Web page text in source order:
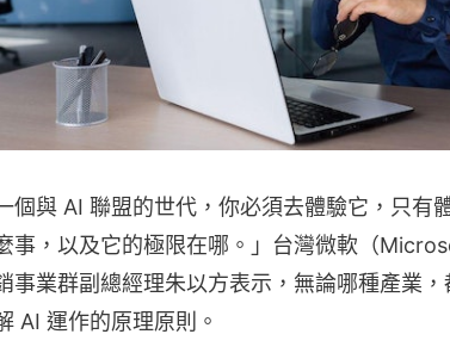
個與 AI 聯盟的世代，你必須去體驗它，只有
事，以及它的極限在哪。」台灣微軟（
事業群副總經理朱以方表示，無論哪種產業
AI 運作的原理原則。